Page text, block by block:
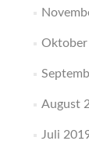
August
Juli